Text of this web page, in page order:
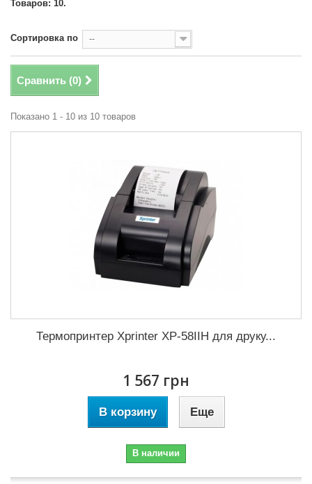
Товаров: 10.
Сортировка по --
Сравнить (0)
Показано 1 - 10 из 10 товаров
Термопринтер Xprinter XP-58IIH для друку...
1 567 грн
В корзину Еще
В наличии